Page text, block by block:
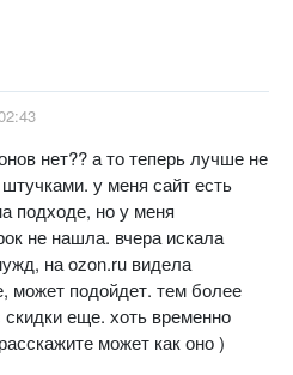
нет?? а то теперь лучше не
у меня сайт есть
подходе, но у меня
не нашла. вчера искала
на ozon.ru видела
может подойдет. тем более
скидки еще. хоть временно
может как оно )